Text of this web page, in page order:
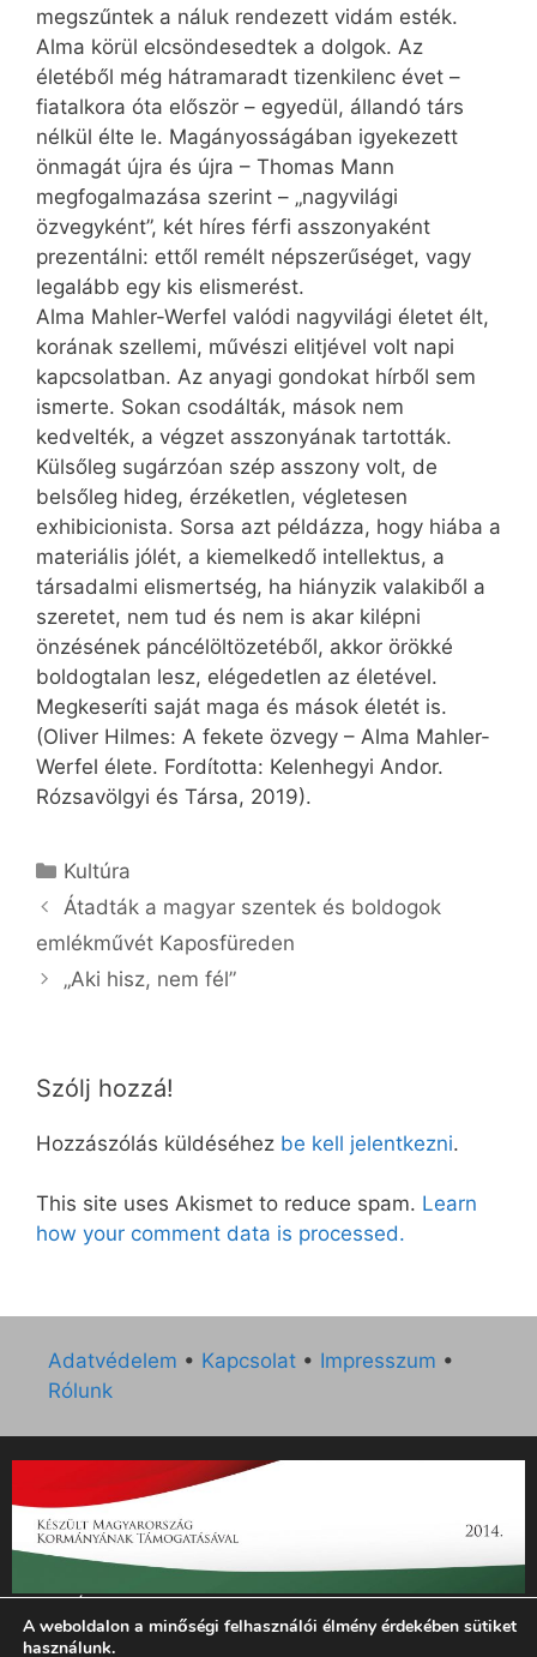
megszűntek a náluk rendezett vidám esték.
Alma körül elcsöndesedtek a dolgok. Az
életéből még hátramaradt tizenkilenc évet –
fiatalkora óta először – egyedül, állandó társ
nélkül élte le. Magányosságában igyekezett
önmagát újra és újra – Thomas Mann
megfogalmazása szerint – „nagyvilági
özvegyként”, két híres férfi asszonyaként
prezentálni: ettől remélt népszerűséget, vagy
legalább egy kis elismerést.
Alma Mahler-Werfel valódi nagyvilági életet élt,
korának szellemi, művészi elitjével volt napi
kapcsolatban. Az anyagi gondokat hírből sem
ismerte. Sokan csodálták, mások nem
kedvelték, a végzet asszonyának tartották.
Külsőleg sugárzóan szép asszony volt, de
belsőleg hideg, érzéketlen, végletesen
exhibicionista. Sorsa azt példázza, hogy hiába a
materiális jólét, a kiemelkedő intellektus, a
társadalmi elismertség, ha hiányzik valakiből a
szeretet, nem tud és nem is akar kilépni
önzésének páncélöltözetéből, akkor örökké
boldogtalan lesz, elégedetlen az életével.
Megkeseríti saját maga és mások életét is.
(Oliver Hilmes: A fekete özvegy – Alma Mahler-
Werfel élete. Fordította: Kelenhegyi Andor.
Rózsavölgyi és Társa, 2019).
Kategória
Kultúra
Átadták a magyar szentek és boldogok
emlékművét Kaposfüreden
„Aki hisz, nem fél”
Szólj hozzá!
Hozzászólás küldéséhez be kell jelentkezni.
This site uses Akismet to reduce spam. Learn
how your comment data is processed.
Adatvédelem • Kapcsolat • Impresszum •
Rólunk
„Az Új Ember katolikus hetilap 2014. évi működésének
támogatását az EGYH-KCP-14-P-0121 sz. támogatási
A weboldalon a minőségi felhasználói élmény érdekében sütiket
használunk.